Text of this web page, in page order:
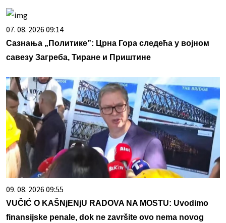
07. 08. 2026 09:14
Сазнања „Политике”: Црна Гора следећа у војном
савезу Загреба, Тиране и Приштине
09. 08. 2026 09:55
VUČIĆ O KAŠNjENjU RADOVA NA MOSTU: Uvodimo
finansijske penale, dok ne završite ovo nema novog